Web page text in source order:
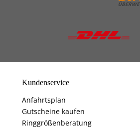
Kundenservice
Anfahrtsplan
Gutscheine kaufen
Ringgrößenberatung